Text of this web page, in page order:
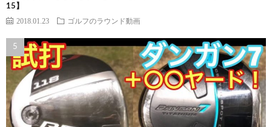
15】
2018.01.23 ゴルフのラウンド動画